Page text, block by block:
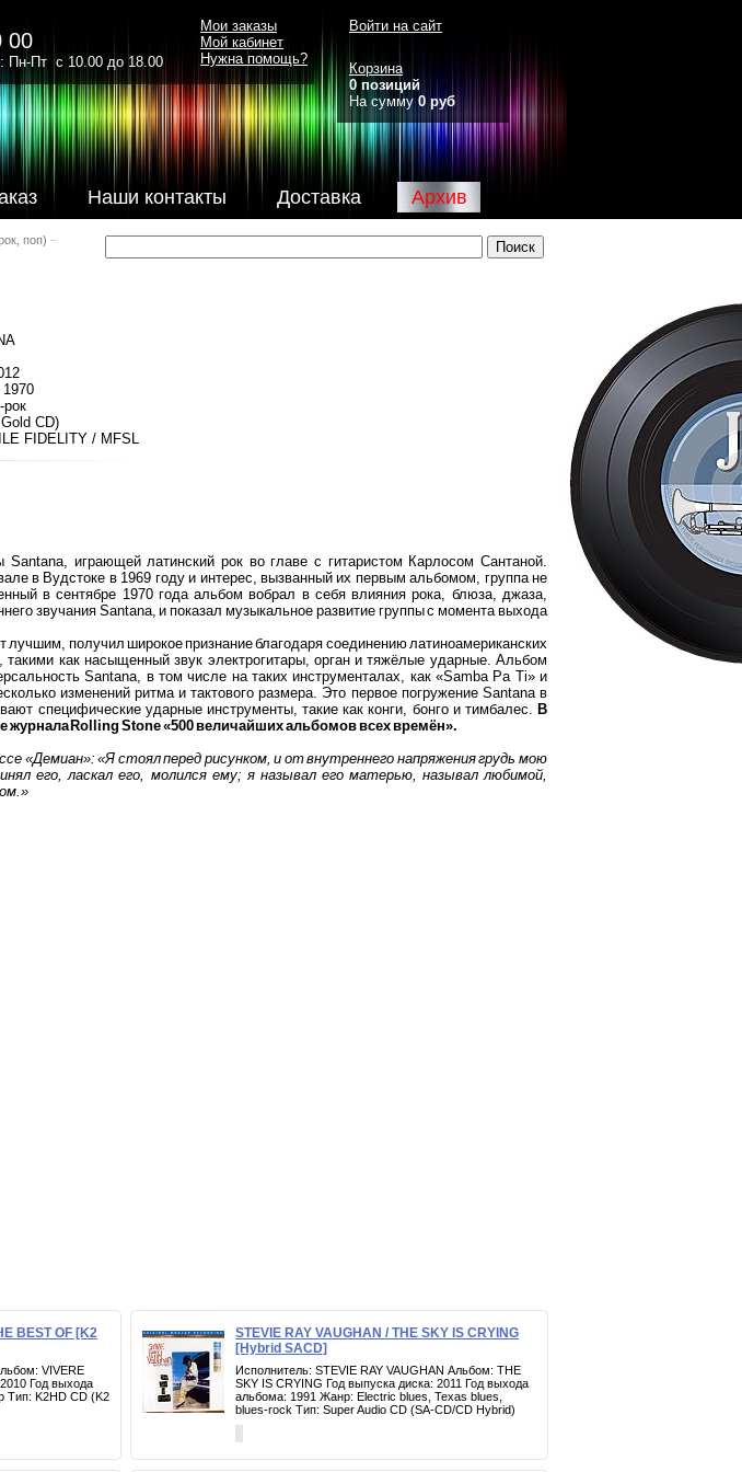
00
Пн-Пт с 10.00 до 18.00
Наши контакты Доставка Архив
Мои заказы
Мой кабинет
Нужна помощь?
Войти на сайт
Корзина
0 позиций
На сумму 0 руб
поп) –
1970
рок
CD)
FIDELITY / MFSL
играющей латинский рок во главе с гитаристом Карлосом Сантаной.
в Вудстоке в 1969 году и интерес, вызванный их первым альбомом, группа не
в сентябре 1970 года альбом вобрал в себя влияния рока, блюза, джаза,
звучания Santana, и показал музыкальное развитие группы с момента выхода
лучшим, получил широкое признание благодаря соединению латиноамериканских
как насыщенный звук электрогитары, орган и тяжёлые ударные. Альбом
Santana, в том числе на таких инструменталах, как «Samba Pa Ti» и
изменений ритма и тактового размера. Это первое погружение Santana в
специфические ударные инструменты, такие как конги, бонго и тимбалес.
В
журнала Rolling Stone «500 величайших альбомов всех времён».
«Демиан»: «Я стоял перед рисунком, и от внутреннего напряжения грудь мою
его, ласкал его, молился ему; я называл его матерью, называл любимой,
BEST OF [K2
VIVERE
Год выхода
Тип: K2HD CD (K2
STEVIE RAY VAUGHAN / THE SKY IS CRYING
[Hybrid SACD]
Исполнитель: STEVIE RAY VAUGHAN Альбом: THE
SKY IS CRYING Год выпуска диска: 2011 Год выхода
альбома: 1991 Жанр: Electric blues, Texas blues,
blues-rock Тип: Super Audio CD (SA-CD/CD Hybrid)